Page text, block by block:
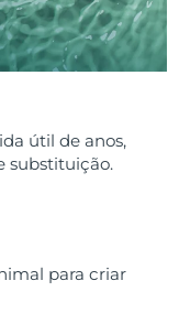
útil de anos,
substituição.
para criar